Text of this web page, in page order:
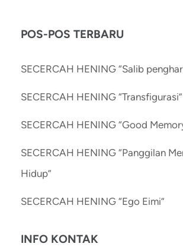
POS-POS TERBARU
SECERCAH HENING “Salib
SECERCAH HENING “Transfigurasi”
SECERCAH HENING “Good
SECERCAH HENING “Panggilan
Hidup”
SECERCAH HENING “Ego Eimi”
INFO KONTAK